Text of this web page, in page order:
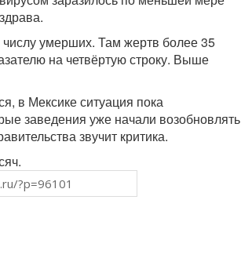
умерших. Там жертв более 35
на четвёртую строку. Выше
в Мексике ситуация пока
заведения уже начали возобновлять
звучит критика.